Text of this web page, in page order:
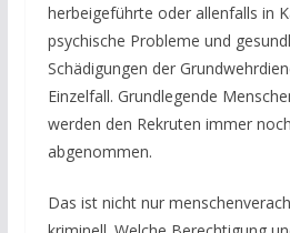
herbeigeführte oder allenfalls in
psychische Probleme und
Schädigungen der
Einzelfall. Grundlegende
werden den Rekruten immer
abgenommen.
Das ist nicht nur